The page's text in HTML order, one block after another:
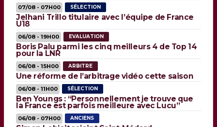
07/08 - 07H00 SÉLECTION
Jelhani Trillo titulaire avec l’équipe de France
U18
06/08 - 19H00 EVALUATION
Boris Palu parmi les cinq meilleurs 4 de Top 14
pour la LNR
06/08 - 15H00 ARBITRE
Une réforme de l’arbitrage vidéo cette saison
06/08 - 11H00 SÉLECTION
Ben Youngs : “Personnellement je trouve que
la France est parfois meilleure avec Lucu”
06/08 - 07H00 ANCIENS